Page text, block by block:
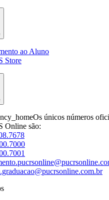
ao Aluno
Store
Os únicos números
Online são: